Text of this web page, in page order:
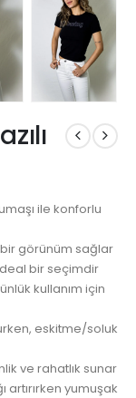
ile konforlu
bir görünüm sağlar
bir seçimdir
kullanım için
eskitme/soluk
ve rahatlık sunar
artırırken yumuşak